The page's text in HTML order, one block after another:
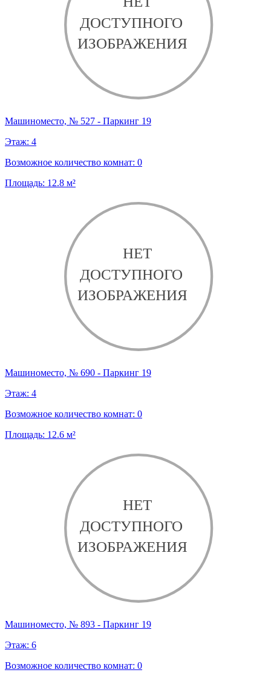
Машиноместо, № 527 - Паркинг 19
Этаж: 4
Возможное количество комнат: 0
Площадь: 12.8 м²
Машиноместо, № 690 - Паркинг 19
Этаж: 4
Возможное количество комнат: 0
Площадь: 12.6 м²
Машиноместо, № 893 - Паркинг 19
Этаж: 6
Возможное количество комнат: 0